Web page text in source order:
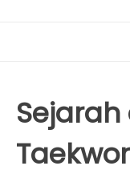
Sejarah